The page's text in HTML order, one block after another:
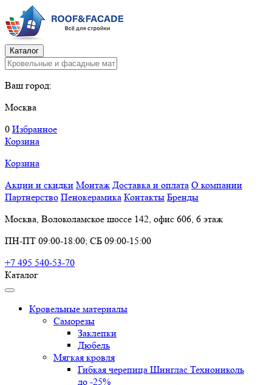
Каталог
Ваш город:
Москва
0 Избранное
Корзина
Корзина
Акции и скидки Монтаж Доставка и оплата О компании
Партнерство Пенокерамика Контакты Бренды
Москва, Волоколамское шоссе 142, офис 606, 6 этаж
ПН-ПТ 09:00-18:00; СБ 09:00-15:00
+7 495 540-53-70
Каталог
Кровельные материалы
Саморезы
Заклепки
Дюбель
Мягкая кровля
Гибкая черепица Шинглас Технониколь
до -25%